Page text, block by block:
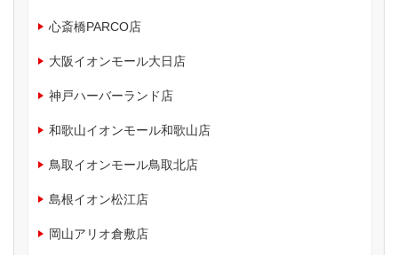
心斎橋PARCO店
大阪イオンモール大日店
神戸ハーバーランド店
和歌山イオンモール和歌山店
鳥取イオンモール鳥取北店
島根イオン松江店
岡山アリオ倉敷店